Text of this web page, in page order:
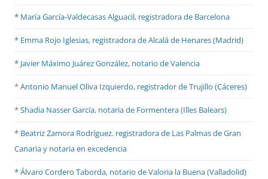
* María García-Valdecasas Alguacil, registradora de Barcelona
* Emma Rojo Iglesias, registradora de Alcalá de Henares (Madrid)
* Javier Máximo Juárez González, notario de Valencia
*Antonio Manuel Oliva Izquierdo, registrador de Trujillo (Cáceres)
*Shadia Nasser García, notaria de Formentera (Illes Balears)
* Beatriz Zamora Rodríguez. registradora de Las Palmas de Gran
Canaria y notaria en excedencia
* Álvaro Cordero Taborda, notario de Valoria la Buena (Valladolid)